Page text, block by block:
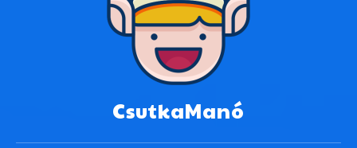
CsutkaManó